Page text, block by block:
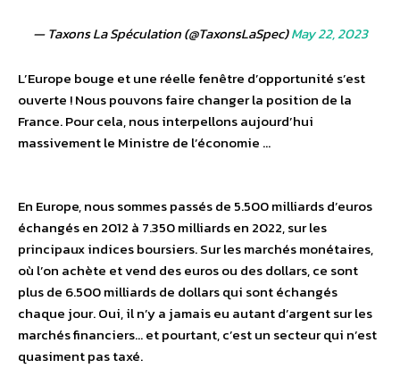
— Taxons La Spéculation (@TaxonsLaSpec)May 22, 2023
L’Europe bouge et une réelle fenêtre d’opportunité s’est
ouverte ! Nous pouvons faire changer la position de la
France. Pour cela, nous interpellons aujourd’hui
massivement le Ministre de l’économie …
En Europe, nous sommes passés de 5.500 milliards d’euros
échangés en 2012 à 7.350 milliards en 2022, sur les
principaux indices boursiers. Sur les marchés monétaires,
où l’on achète et vend des euros ou des dollars, ce sont
plus de 6.500 milliards de dollars qui sont échangés
chaque jour. Oui, il n’y a jamais eu autant d’argent sur les
marchés financiers… et pourtant, c’est un secteur qui n’est
quasiment pas taxé.